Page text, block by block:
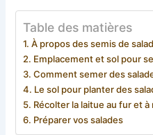
Table des matières
À propos des semis de
Emplacement et sol pour
Comment semer des
Le sol pour planter des
Récolter la laitue au fur et à
Préparer vos salades